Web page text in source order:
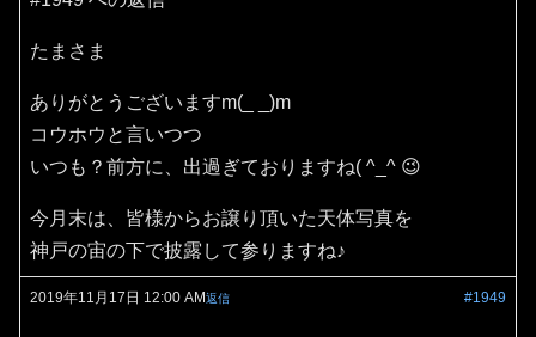
たまさま
ありがとうございますm(_ _)m
コウホウと言いつつ
いつも？前方に、出過ぎておりますね( ^_^ 😉
今月末は、皆様からお譲り頂いた天体写真を
神戸の宙の下で披露して参りますね♪
2019年11月17日 12:00 AM #1949
返信